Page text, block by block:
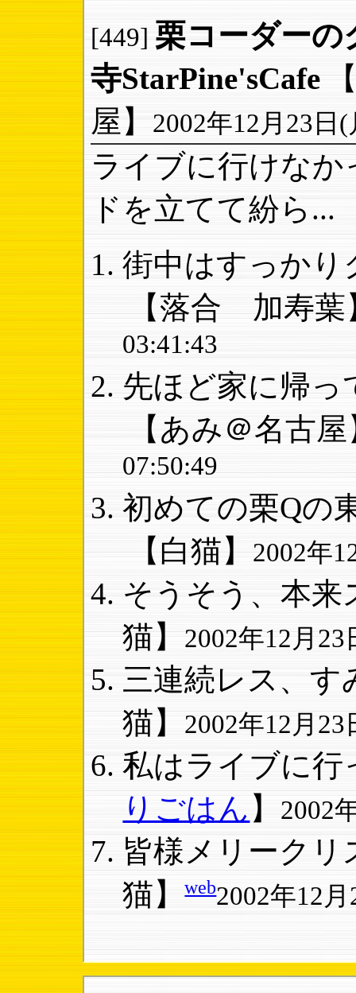
[449] 栗コーダーの
寺StarPine'sCafe
屋】
2002年12月23日
ライブに行けな
ドを立てて紛ら...
街中はすっかり
【落合 加寿葉
03:41:43
先ほど家に帰っ
【あみ＠名古
07:50:49
初めての栗Qの
【白猫】
2002年
そうそう、本来
猫】
2002年12月23
三連続レス、す
猫】
2002年12月23
私はライブに行
りごはん 】 2002
皆様メリークリ
猫】web2002年12